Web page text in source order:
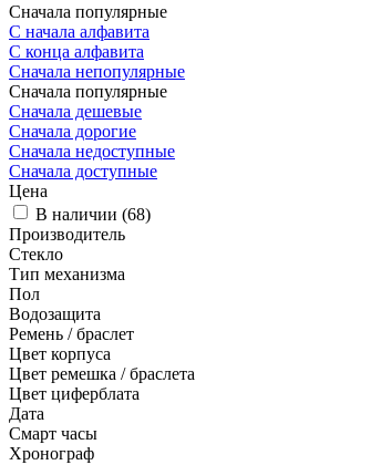
Сначала популярные
С начала алфавита
С конца алфавита
Сначала непопулярные
Сначала популярные
Сначала дешевые
Сначала дорогие
Сначала недоступные
Сначала доступные
Цена
В наличии (68)
Производитель
Стекло
Тип механизма
Пол
Водозащита
Ремень / браслет
Цвет корпуса
Цвет ремешка / браслета
Цвет циферблата
Дата
Смарт часы
Хронограф